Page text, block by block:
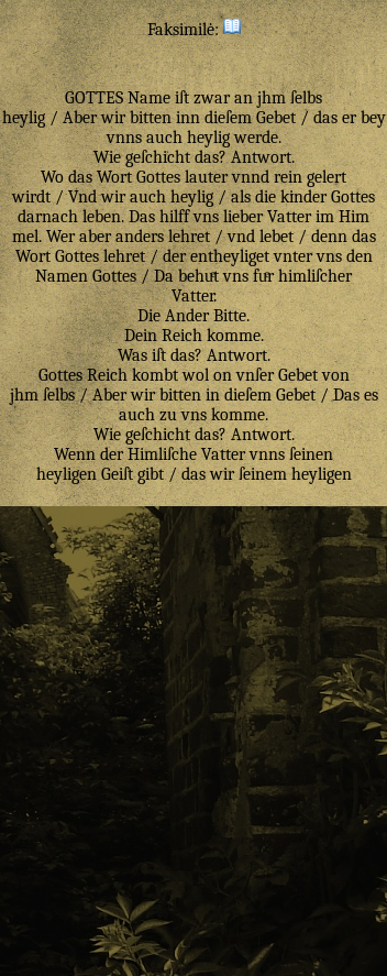
Faksimilė:
GOTTES Name iſt zwar an jhm ſelbs
heylig / Aber wir bitten inn dieſem Gebet / das er bey
vnns auch heylig werde.
Wie geſchicht das? Antwort.
Wo das Wort Gottes lauter vnnd rein gelert
wirdt / Vnd wir auch heylig / als die kinder Gottes
darnach leben. Das hilff vns lieber Vatter im Him
mel. Wer aber anders lehret / vnd lebet / denn das
Wort Gottes lehret / der entheyliget vnter vns den
Namen Gottes / Da behuͤt vns fuͤr himliſcher
Vatter.
Die Ander Bitte.
Dein Reich komme.
Was iſt das? Antwort.
Gottes Reich kombt wol on vnſer Gebet von
jhm ſelbs / Aber wir bitten in dieſem Gebet / Das es
auch zu vns komme.
Wie geſchicht das? Antwort.
Wenn der Himliſche Vatter vnns ſeinen
heyligen Geiſt gibt / das wir ſeinem heyligen